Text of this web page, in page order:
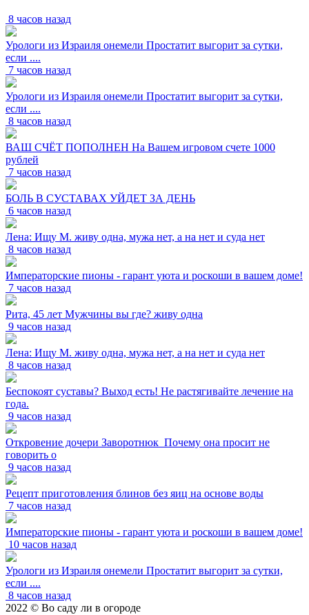
8 часов назад
Урологи из Израиля онемели Простатит выгорит за сутки,
если ....
7 часов назад
Урологи из Израиля онемели Простатит выгорит за сутки,
если ....
8 часов назад
ВАШ СЧЁТ ПОПОЛНЕН На Вашем игровом счете 1000
рублей
7 часов назад
БОЛЬ В СУСТАВАХ УЙДЕТ ЗА ДЕНЬ
6 часов назад
Лена: Ищу М. живу одна, мужа нет, а на нет и суда нет
8 часов назад
Императорские пионы - гарант уюта и роскоши в вашем доме!
7 часов назад
Рита, 45 лет Мужчины вы где? живу одна
9 часов назад
Лена: Ищу М. живу одна, мужа нет, а на нет и суда нет
8 часов назад
Беспокоят суставы? Выход есть! Не растягивайте лечение на
года.
9 часов назад
Откровение дочери Заворотнюк_Почему она просит не
говорить о
9 часов назад
Рецепт приготовления блинов без яиц на основе воды
7 часов назад
Императорские пионы - гарант уюта и роскоши в вашем доме!
10 часов назад
Урологи из Израиля онемели Простатит выгорит за сутки,
если ....
8 часов назад
2022 © Во саду ли в огороде